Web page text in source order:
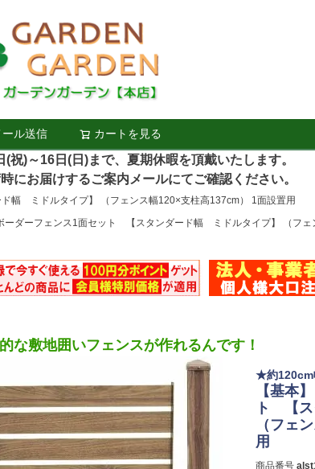
ール送信 カートを見る
検索
(祝)～16日(日)まで、夏期休暇を頂戴いたします。
届けするご案内メールにてご確認ください。
幅 ミドルタイプ】 （フェンス幅120×支柱高137cm） 1面設置用
ーダーフェンス1面セット 【スタンダード幅 ミドルタイプ】 （フ
な敷地囲いフェンスが作れるんです！
★約120cm
【基本
ト 【ス
（フェ
用
商品番号